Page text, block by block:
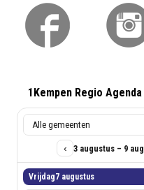
1Kempen Regio Agenda